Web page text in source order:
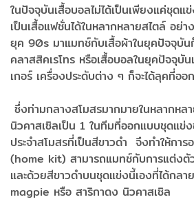
ในปัจจุบันเสื้อบอลไม่ได้เป็นเพียงแค่ชุดแ
เป็นเสื้อแฟชั่นได้ในหลากหลายสไตล์ อย่า
ยุค 90s มาแมทช์กับเสื้อผ้าในยุคปัจจุบัน
คลาสสิคเรโทร หรือเสื้อบอลในยุคปัจจุบั
เกอร์ เครื่องประดับต่าง ๆ ก็จะได้ลุคที่อ
ซึ่งท่ามกลางสโมสรมากมายในหลากหล
นิวคาสเซิลเป็น 1 ในทีมที่ออกแบบชุดแข่
ประจำสโมสรที่เป็นสีขาวดำ จึงทำให้การ
(home kit) สามารถแมทช์กับการแต่งตั
และด้วยสีขาวดำบนชุดแข่งนี้เองที่ได้กลา
magpie หรือ สาริกาดง นิวคาสเซิล